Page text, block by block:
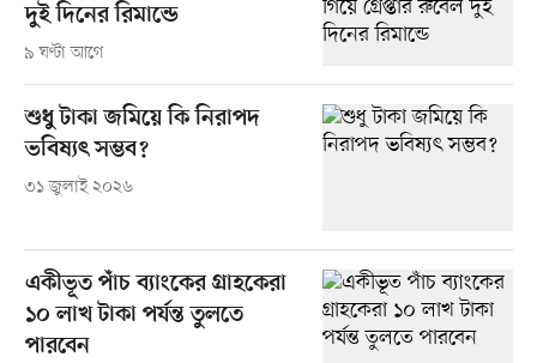
দুই দিনের রিমান্ডে
৯ ঘণ্টা আগে
শুধু টাকা জমিয়ে কি নিরাপদ
ভবিষ্যৎ সম্ভব?
৩১ জুলাই ২০২৬
একীভূত পাঁচ ব্যাংকের গ্রাহকেরা
১০ লাখ টাকা পর্যন্ত তুলতে
পারবেন